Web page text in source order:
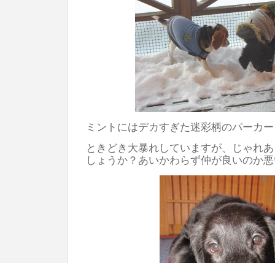
ミントにはデカすぎた迷彩柄のパーカ
ときどき大暴れしていますが、じゃれ
しょうか？あいかわらず仲が良いのか